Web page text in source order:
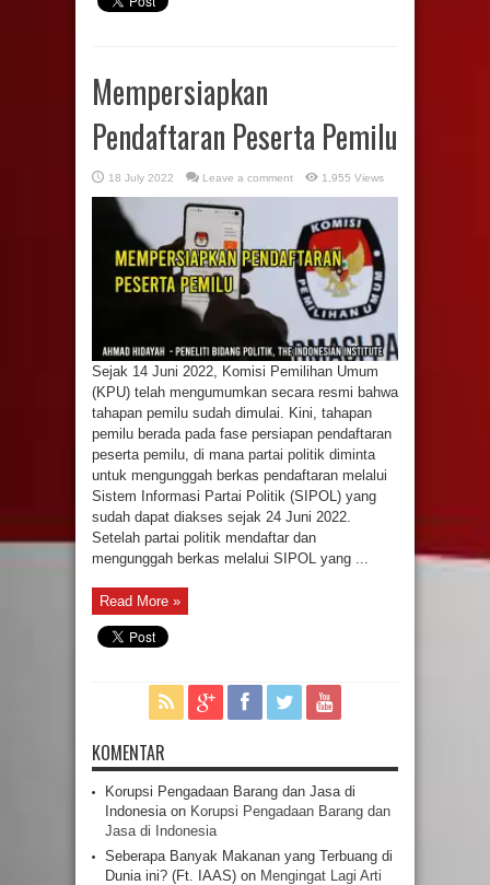
Mempersiapkan
Pendaftaran Peserta Pemilu
18 July 2022 Leave a comment 1,955 Views
Sejak 14 Juni 2022, Komisi Pemilihan Umum
(KPU) telah mengumumkan secara resmi bahwa
tahapan pemilu sudah dimulai. Kini, tahapan
pemilu berada pada fase persiapan pendaftaran
peserta pemilu, di mana partai politik diminta
untuk mengunggah berkas pendaftaran melalui
Sistem Informasi Partai Politik (SIPOL) yang
sudah dapat diakses sejak 24 Juni 2022.
Setelah partai politik mendaftar dan
mengunggah berkas melalui SIPOL yang ...
Read More »
KOMENTAR
Korupsi Pengadaan Barang dan Jasa di
Indonesia on Korupsi Pengadaan Barang dan
Jasa di Indonesia
Seberapa Banyak Makanan yang Terbuang di
Dunia ini? (Ft. IAAS) on Mengingat Lagi Arti